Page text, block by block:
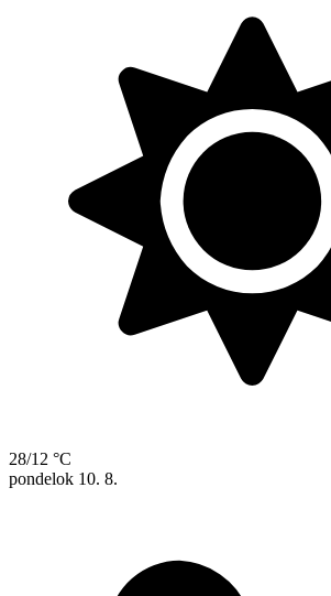
28/12 °C
pondelok 10. 8.